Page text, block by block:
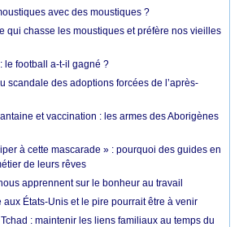
avec des moustiques ?
qui chasse les moustiques et préfère nos vieilles
le football a-t-il gagné ?
scandale des adoptions forcées de l’après-
et vaccination : les armes des Aborigènes
à cette mascarade » : pourquoi des guides en
de leurs rêves
apprennent sur le bonheur au travail
États-Unis et le pire pourrait être à venir
: maintenir les liens familiaux au temps du